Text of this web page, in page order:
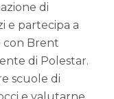
di
e partecipa a
con Brent
di Polestar.
scuole di